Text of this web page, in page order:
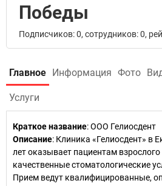
Победы
Подписчиков: 0, сотрудников: 0,
Главное Информация Фото
Услуги
Краткое название:ООО Гелиосдент
Описание: Клиника «Гелиосдент» в
лет оказывает пациентам взрослого
качественные стоматологические
Прием ведут квалифицированные,